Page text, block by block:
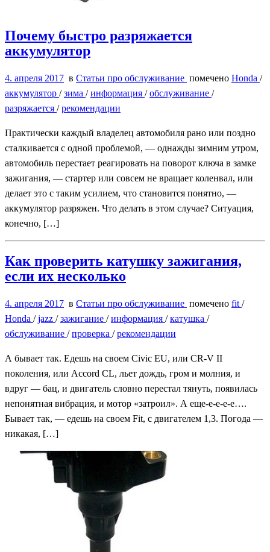
Почему быстро разряжается
аккумулятор
4. апреля 2017 в Статьи про обслуживание помечено Honda /
аккумулятор /зима /информация /обслуживание /
разряжается /рекомендации
Практически каждый владелец автомобиля рано или поздно
сталкивается с одной проблемой, — однажды зимним утром,
автомобиль перестает реагировать на поворот ключа в замке
зажигания, — стартер или совсем не вращает коленвал, или
делает это с таким усилием, что становится понятно, —
аккумулятор разряжен. Что делать в этом случае? Ситуация,
конечно, […]
Как проверить катушку зажигания,
если их несколько
4. апреля 2017 в Статьи про обслуживание помечено fit /
Honda /jazz /зажигание /информация /катушка /
обслуживание /проверка /рекомендации
А бывает так. Едешь на своем Civic EU, или CR-V II
поколения, или Accord CL, льет дождь, гром и молния, и
вдруг — бац, и двигатель словно перестал тянуть, появилась
непонятная вибрация, и мотор «затроил». А еще-е-е-е-е….
Бывает так, — едешь на своем Fit, с двигателем 1,3. Погода —
никакая, […]